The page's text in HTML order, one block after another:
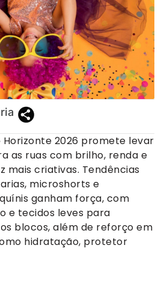
Horizonte 2026 promete levar
as ruas com brilho, renda e
mais criativas. Tendências
microshorts e
ganham força, com
e tecidos leves para
blocos, além de reforço em
hidratação, protetor